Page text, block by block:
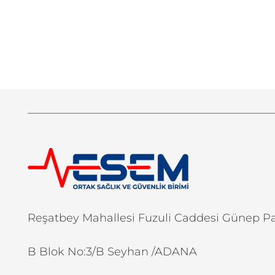
Reşatbey Mahallesi Fuzuli Caddesi Günep
B Blok No:3/B Seyhan /ADANA